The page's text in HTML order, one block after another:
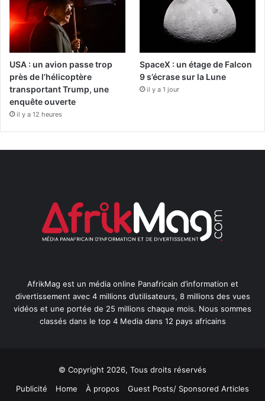
USA : un avion passe trop
près de l’hélicoptère
transportant Trump, une
enquête ouverte
il y a 12 heures
SpaceX : un étage de Falcon
9 s’écrase sur la Lune
il y a 1 jour
AfrikMag est un média online Panafricain d’information et
divertissement avec 4 millions d’utilisateurs, 8 millions des vues
vidéos et une portée de 25 millions chaque mois. Nous sommes
classés dans le top 4 Media dans 12 pays africains
© Copyright 2026, Tous droits réservés
Publicité
Home À propos Guest Posts/ Sponsored Articles